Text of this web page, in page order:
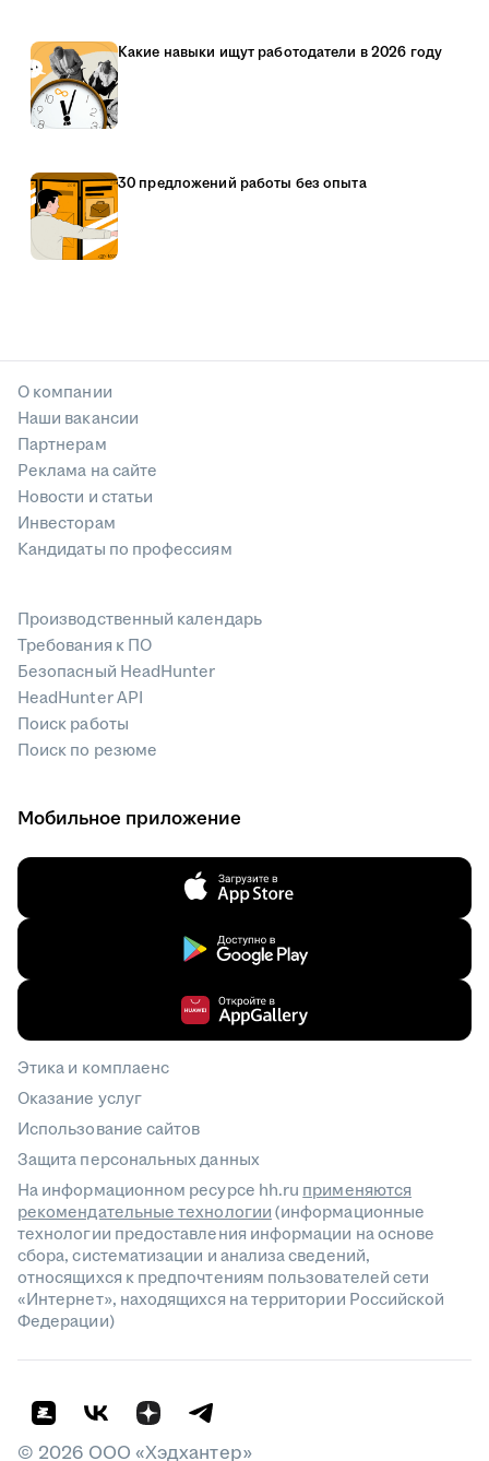
Какие навыки ищут работодатели в 2026 году
30 предложений работы без опыта
О компании
Наши вакансии
Партнерам
Реклама на сайте
Новости и статьи
Инвесторам
Кандидаты по профессиям
Производственный календарь
Требования к ПО
Безопасный HeadHunter
HeadHunter API
Поиск работы
Поиск по резюме
Мобильное приложение
Этика и комплаенс
Оказание услуг
Использование сайтов
Защита персональных данных
На информационном ресурсе hh.ru применяются
рекомендательные технологии(информационные
технологии предоставления информации на основе
сбора, систематизации и анализа сведений,
относящихся к предпочтениям пользователей сети
«Интернет», находящихся на территории Российской
Федерации)
© 2026 ООО «Хэдхантер»